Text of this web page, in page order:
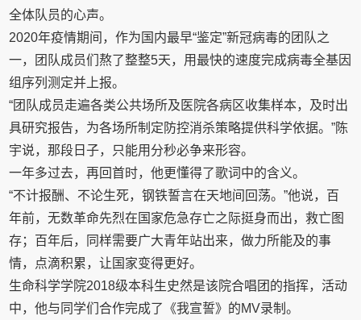
全体队员的心声。
2020年疫情期间，作为国内最早“鉴定”新冠病毒的团队之
一，团队成员们熬了整整5天，用最快的速度完成病毒全基因
组序列测定并上报。
“团队成员走遍各类公共场所及医院各病区收集样本，及时出
具研究报告，为各场所制定防控消杀策略提供科学依据。”陈
宇说，那段日子，只能用分秒必争来形容。
一年多过去，再回首时，他更懂得了歌词中的含义。
“不计报酬、不论生死，钢铁誓言在天地间回荡。”他说，百
年前，无数革命先烈在国家危急存亡之际挺身而出，救亡图
存；百年后，同样需要广大青年站出来，做力所能及的事
情，点滴积累，让国家变得更好。
生命科学学院2018级本科生史然是该院合唱团的指挥，活动
中，他与同学们合作完成了《我宣誓》的MV录制。